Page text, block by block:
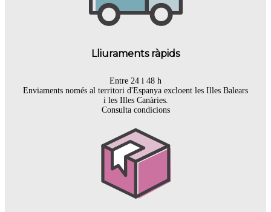
Lliuraments ràpids
Entre 24 i 48 h
Enviaments només al territori d'Espanya excloent les Illes Balears
i les Illes Canàries.
Consulta condicions